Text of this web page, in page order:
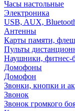
Часы настольные
Электроника
USB, AUX,
Антенны
Карты памяти,
Пульты
Наушники, фитнес-
Домофоны
Домофон
Звонки, кнопки и
Звонок
Звонок громкого